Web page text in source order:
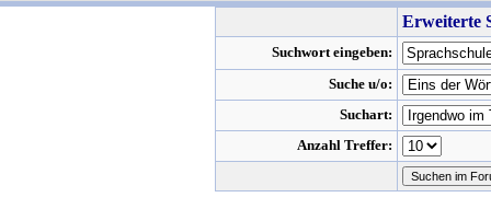
Erweiterte
Suchwort eingeben:
Suche u/o:
Suchart:
Anzahl Treffer: